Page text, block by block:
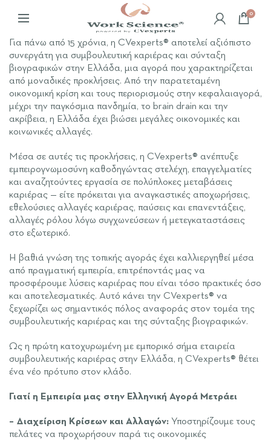
0
Για πάνω από 15 χρόνια, η CVexperts® αποτελεί αξιόπιστο
συνεργάτη για συμβουλευτική καριέρας και σύνταξη
βιογραφικών στην Ελλάδα, μια αγορά που χαρακτηρίζεται
από μοναδικές προκλήσεις. Από την παρατεταμένη
οικονομική κρίση και τους περιορισμούς στην κεφαλαιαγορά,
μέχρι την παγκόσμια πανδημία, το brain drain και την
ακρίβεια, η Ελλάδα έχει βιώσει μεγάλες οικονομικές και
κοινωνικές αλλαγές.
Μέσα σε αυτές τις προκλήσεις, η CVexperts® ανέπτυξε
εμπειρογνωμοσύνη καθοδηγώντας στελέχη, επαγγελματίες
και αναζητούντες εργασία σε πολύπλοκες μεταβάσεις
καριέρας — είτε πρόκειται για αναγκαστικές αποχωρήσεις,
εθελούσιες αλλαγές καριέρας, παύσεις και επανεντάξεις,
αλλαγές ρόλου λόγω συγχωνεύσεων ή μετεγκαταστάσεις
στο εξωτερικό.
Η βαθιά γνώση της τοπικής αγοράς έχει καλλιεργηθεί μέσα
από πραγματική εμπειρία, επιτρέποντάς μας να
προσφέρουμε λύσεις καριέρας που είναι τόσο πρακτικές όσο
και αποτελεσματικές. Αυτό κάνει την CVexperts® να
ξεχωρίζει ως σημαντικός πόλος αναφοράς στον τομέα της
συμβουλευτικής καριέρας και της σύνταξης βιογραφικών.
Ως η πρώτη κατοχυρωμένη με εμπορικό σήμα εταιρεία
συμβουλευτικής καριέρας στην Ελλάδα, η CVexperts® θέτει
ένα νέο πρότυπο στον κλάδο.
Γιατί η Εμπειρία μας στην Ελληνική Αγορά Μετράει
– Διαχείριση Κρίσεων και Αλλαγών: Υποστηρίζουμε τους
πελάτες να προχωρήσουν παρά τις οικονομικές